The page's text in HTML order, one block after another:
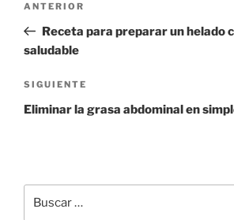
entradas
Entrada
anterior:
ANTERIOR
Receta para preparar un helado
saludable
Siguiente
entrada
SIGUIENTE
Eliminar la grasa abdominal en
por: